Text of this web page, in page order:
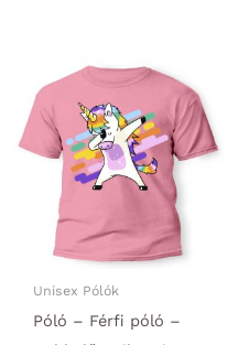
Unisex Pólók
Póló – Férfi póló –